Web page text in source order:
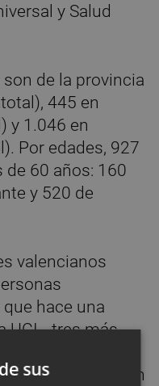
y Salud
de la provincia
445 en
y 1.046 en
Por edades, 927
de 60 años: 160
y 520 de
valencianos
hace una
UCI --tres más--.
2 en UCI;
la UCI, y 215 en
sus